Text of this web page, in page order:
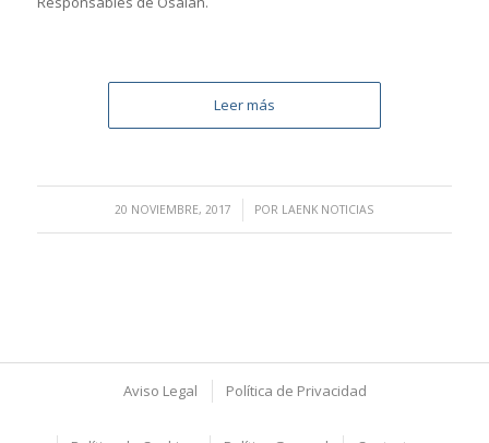
Leer más
20 NOVIEMBRE, 2017
/ POR LAENK NOTICIAS
Aviso Legal Política de Privacidad